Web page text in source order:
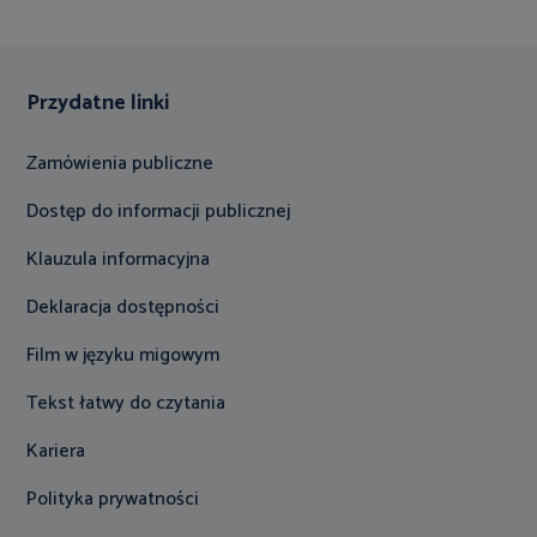
Przydatne linki
Zamówienia publiczne
Dostęp do informacji publicznej
Klauzula informacyjna
Deklaracja dostępności
Film w języku migowym
Tekst łatwy do czytania
Kariera
Polityka prywatności